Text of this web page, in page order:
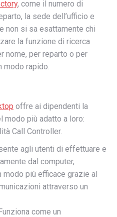
, come il numero di
la sede dell’ufficio e
non si sa esattamente chi
la funzione di ricerca
nome, per reparto o per
modo rapido.
offre ai dipendenti la
più adatto a loro:
Call Controller.
agli utenti di effettuare e
dal computer,
modo più efficace grazie al
attraverso un
come un